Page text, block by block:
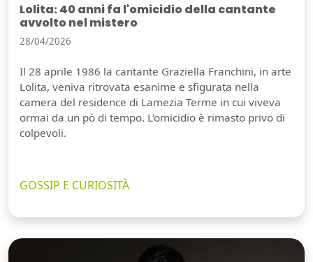
Lolita: 40 anni fa l'omicidio della cantante
avvolto nel mistero
28/04/2026
Il 28 aprile 1986 la cantante Graziella Franchini, in arte
Lolita, veniva ritrovata esanime e sfigurata nella
camera del residence di Lamezia Terme in cui viveva
ormai da un pò di tempo. L'omicidio è rimasto privo di
colpevoli.
GOSSIP E CURIOSITÀ